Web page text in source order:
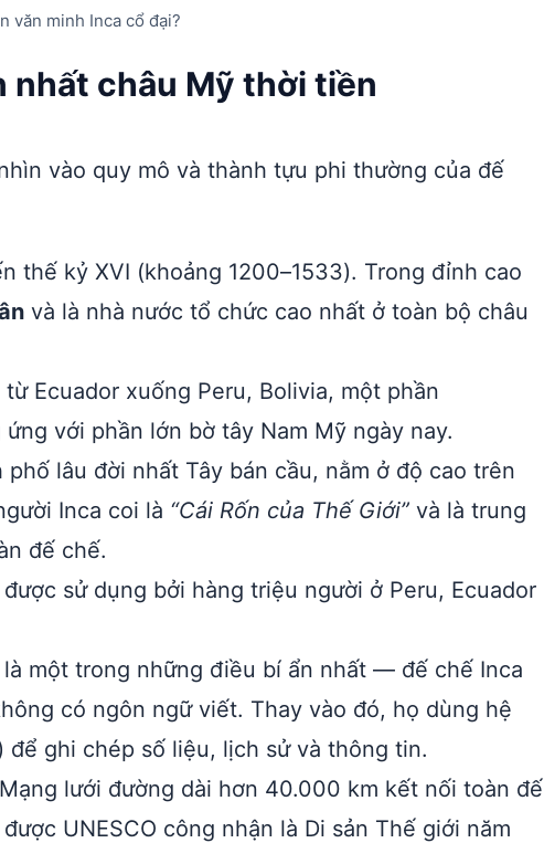
văn minh Inca cổ đại?
châu Mỹ thời tiền
vào quy mô và thành tựu phi thường của đế
thế kỷ XVI (khoảng 1200–1533). Trong đỉnh cao
và là nhà nước tổ chức cao nhất ở toàn bộ châu
Ecuador xuống Peru, Bolivia, một phần
với phần lớn bờ tây Nam Mỹ ngày nay.
lâu đời nhất Tây bán cầu, nằm ở độ cao trên
Inca coi là “Cái Rốn của Thế Giới” và là trung
đế chế.
sử dụng bởi hàng triệu người ở Peru, Ecuador
một trong những điều bí ẩn nhất — đế chế Inca
có ngôn ngữ viết. Thay vào đó, họ dùng hệ
để ghi chép số liệu, lịch sử và thông tin.
Mạng lưới đường dài hơn 40.000 km kết nối toàn đế
UNESCO công nhận là Di sản Thế giới năm